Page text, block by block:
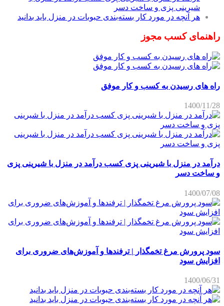
شیرینی پزی و ساخت دسر
هر آنچه در مورد کار بسته‌بندی حبوبات در منزل باید بدانید
راهنمای کسب مجوز
راه های رسیدن به کسب و کار موفق
1400/11/28
درآمد در منزل با شیرینی پزی کسب درآمد در منزل با شیرینی پزی
و ساخت دسر
1400/07/08
سود پرورش مرغ تخمگذار | ترفندها و آموزش‌های ضروری برای
افزایش سود
1400/06/31